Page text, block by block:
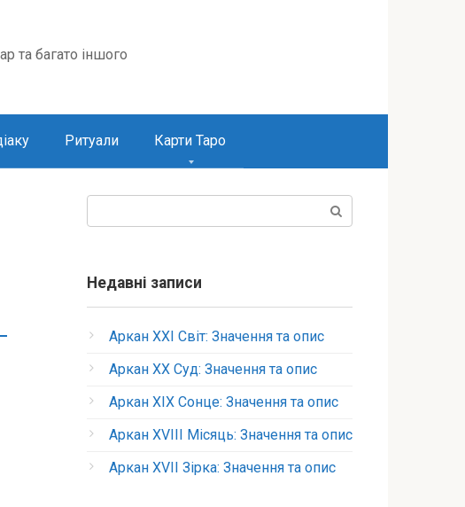
та багато іншого
Ритуали Карти Таро
Недавні записи
Аркан XXI Світ: Значення та опис
Аркан XX Суд: Значення та опис
Аркан XIX Сонце: Значення та опис
Аркан XVIII Місяць: Значення та опис
Аркан XVII Зірка: Значення та опис